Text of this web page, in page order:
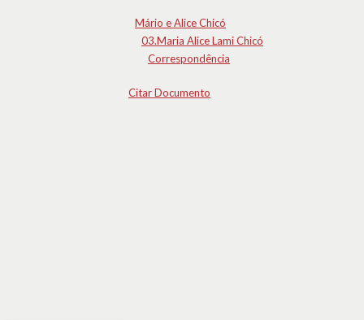
Mário e Alice Chicó
03.Maria Alice Lami Chicó
Correspondência
Citar Documento